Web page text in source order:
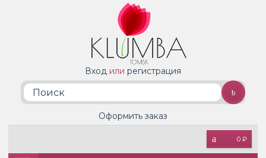
Вход или регистрация
0 ₽
Оформить заказ